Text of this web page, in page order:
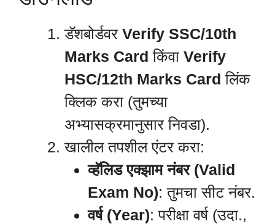
डॅशबोर्डवर Verify SSC/10th
Marks Card किंवा Verify
HSC/12th Marks Card लिंक
क्लिक करा (तुमच्या
अभ्यासक्रमानुसार निवडा).
खालील तपशील एंटर करा:
व्हॅलिड एक्झाम नंबर (Valid
Exam No): तुमचा सीट नंबर.
वर्ष (Year): परीक्षा वर्ष (उदा.,